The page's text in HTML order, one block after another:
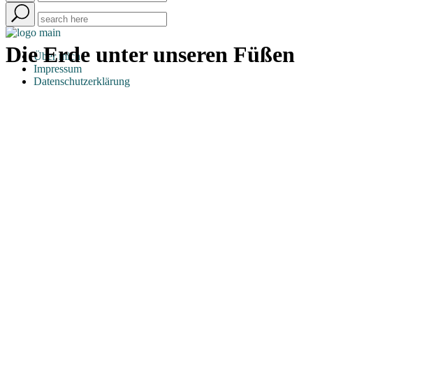
Über mich
Impressum
Datenschutzerklärung
Die Erde unter unseren Füßen